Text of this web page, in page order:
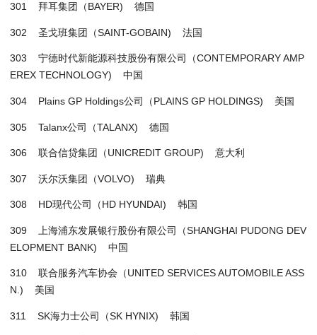
301 拜耳集团（BAYER) 德国
302 圣戈班集团（SAINT-GOBAIN) 法国
303 宁德时代新能源科技股份有限公司（CONTEMPORARY AMP
EREX TECHNOLOGY) 中国
304 Plains GP Holdings公司（PLAINS GP HOLDINGS) 美国
305 Talanx公司（TALANX) 德国
306 联合信贷集团（UNICREDIT GROUP) 意大利
307 沃尔沃集团（VOLVO) 瑞典
308 HD现代公司（HD HYUNDAI) 韩国
309 上海浦东发展银行股份有限公司（SHANGHAI PUDONG DEV
ELOPMENT BANK) 中国
310 联合服务汽车协会（UNITED SERVICES AUTOMOBILE ASS
N.) 美国
311 SK海力士公司（SK HYNIX) 韩国